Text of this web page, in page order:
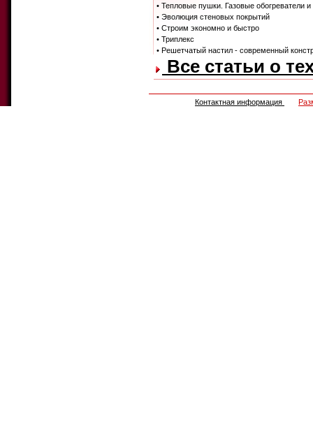
• Тепловые пушки. Газовые обогреватели
• Эволюция стеновых покрытий
• Строим экономно и быстро
• Триплекс
• Решетчатый настил - современный
Все статьи о
Контактная информация